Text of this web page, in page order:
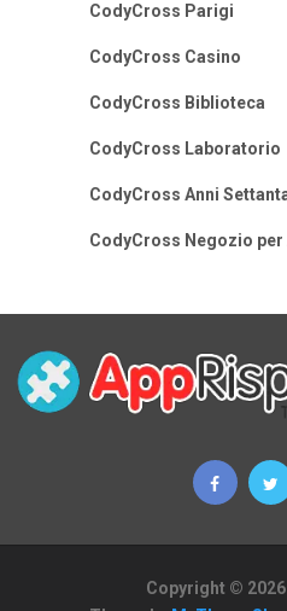
CodyCross Parigi
CodyCross Casino
CodyCross Biblioteca
CodyCross Laboratorio
CodyCross Anni
CodyCross Negozio per
Copyright © 2026